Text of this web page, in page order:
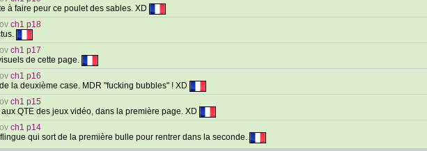
à faire peur ce poulet des sables. XD
ch1 p18
ch1 p17
de cette page.
ch1 p16
la deuxième case. MDR "fucking bubbles" ! XD
ch1 p15
QTE des jeux vidéo, dans la première page. XD
ch1 p14
qui sort de la première bulle pour rentrer dans la seconde.